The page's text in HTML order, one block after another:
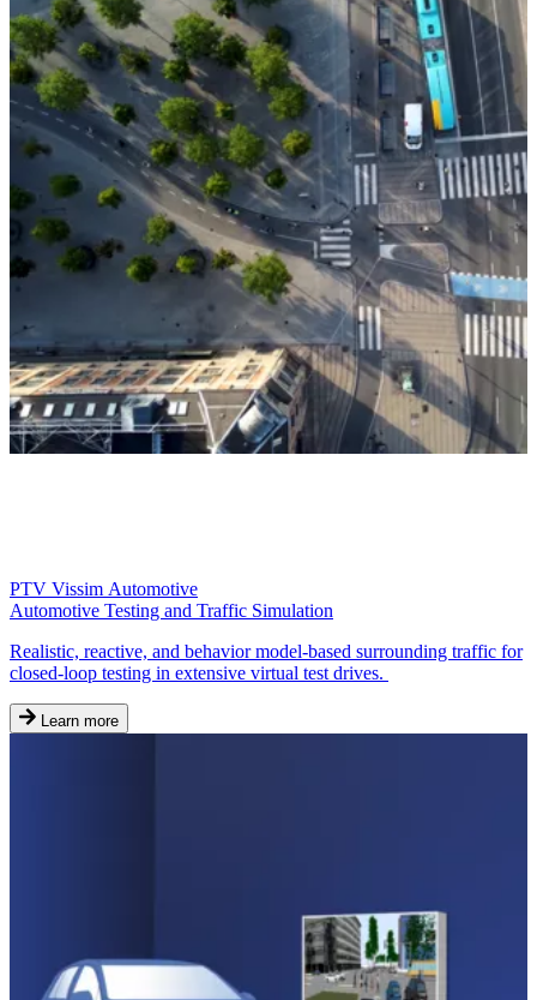
PTV Vissim Automotive
Automotive Testing and Traffic Simulation
Realistic, reactive, and behavior model-based surrounding traffic for
closed-loop testing in extensive virtual test drives.
Learn more